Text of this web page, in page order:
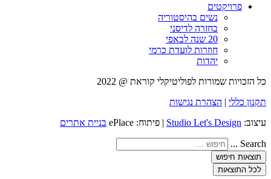
פרויקטים
נשים בהיסטוריה
בחזרה לדיסני
20 שנה לבאפי
חוזרות לועדת כרמי
יהדות
כל הזכויות שמורות לפוליטיקלי קוראת @ 2022
תקנון כללי | הצהרת נגישות
עיצוב: Studio Let's Design | פיתוח: ePlace בניית אתרים
Search ...
תוצאות חיפוש
לכל התוצאות